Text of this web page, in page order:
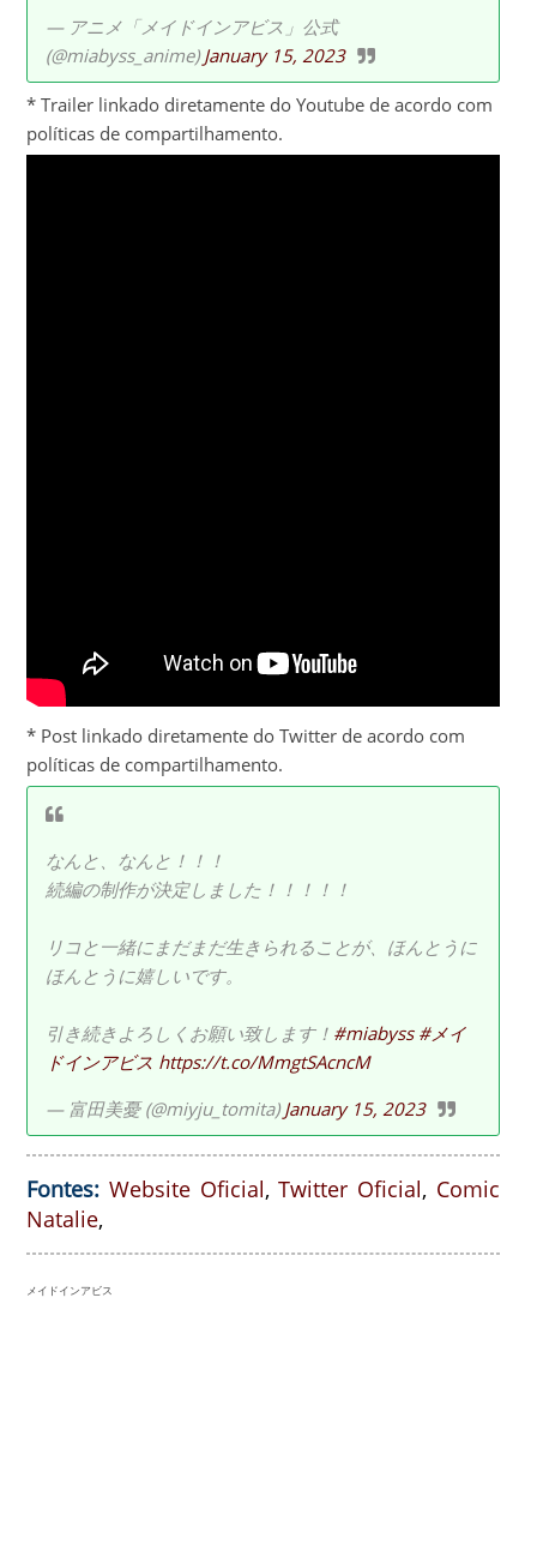
— アニメ「メイドインアビス」公式
(@miabyss_anime)January 15, 2023
* Trailer linkado diretamente do Youtube de acordo com
políticas de compartilhamento.
* Post linkado diretamente do Twitter de acordo com
políticas de compartilhamento.
なんと、なんと！！！
続編の制作が決定しました！！！！！
リコと一緒にまだまだ生きられることが、ほんとうに
ほんとうに嬉しいです。
引き続きよろしくお願い致します！ #miabyss #メイ
ドインアビス https://t.co/MmgtSAcncM
— 富田美憂 (@miyju_tomita)January 15, 2023
Fontes: Website Oficial,Twitter Oficial, Comic
Natalie,
メイドインアビス